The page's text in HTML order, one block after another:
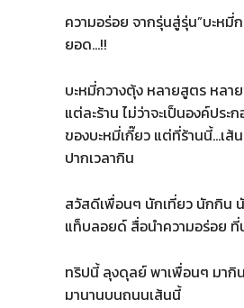
ความอร่อย จากรุ่นสู่รุ่น”บะหมี่
ยอด…!!
บะหมี่กวางตุ้ง หลายสูตร หลา
แต่ละร้าน ไม่ว่าจะเป็นองค์ปร
ของบะหมี่เกี๊ยว แต่ที่ร้านนี้…เส้
ปากเวลากิน
สวัสดีเพื่อนๆ นักเที่ยว นักกิน
แท็บลอยด์ สื่อนำความอร่อย ที่
ทริปนี้ ลุงดุลย์ พาเพื่อนๆ มากิ
มานานบนถนนเส้นนี้